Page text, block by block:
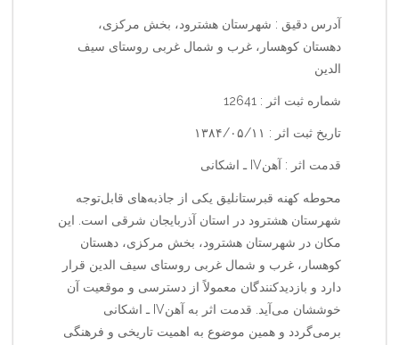
آدرس دقیق : شهرستان هشترود، بخش مرکزی،
دهستان کوهسار، غرب و شمال غربی روستای سیف
الدین
شماره ثبت اثر : 12641
تاریخ ثبت اثر : ۱۳۸۴/۰۵/۱۱
قدمت اثر : آهنIV ـ اشکانی
محوطه کهنه قبرستانلیق یکی از جاذبه‌های قابل‌توجه
شهرستان هشترود در استان آذربایجان شرقی است. این
مکان در شهرستان هشترود، بخش مرکزی، دهستان
کوهسار، غرب و شمال غربی روستای سیف الدین قرار
دارد و بازدیدکنندگان معمولاً از دسترسی و موقعیت آن
خوششان می‌آید. قدمت اثر به آهنIV ـ اشکانی
برمی‌گردد و همین موضوع به اهمیت تاریخی و فرهنگی